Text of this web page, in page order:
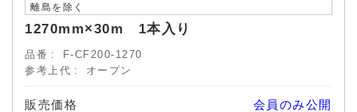
離島を除く
1270mm×30m 1本入り
品番
F-CF200-1270
参考上代
オープン
販売価格 会員のみ公開